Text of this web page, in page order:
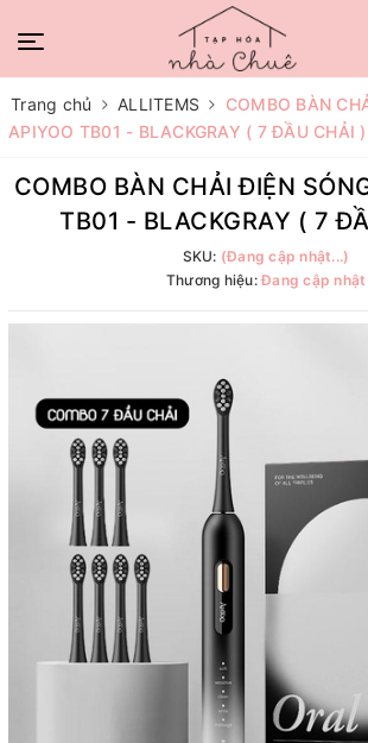
Trang chủ ALLITEMS
COMBO BÀN
APIYOO TB01 - BLACKGRAY ( 7 ĐẦU CHẢI )
COMBO BÀN CHẢI ĐIỆN
TB01 - BLACKGRAY ( 7
SKU: (Đang cập nhật...)
Thương hiệu:Đang cập nhật